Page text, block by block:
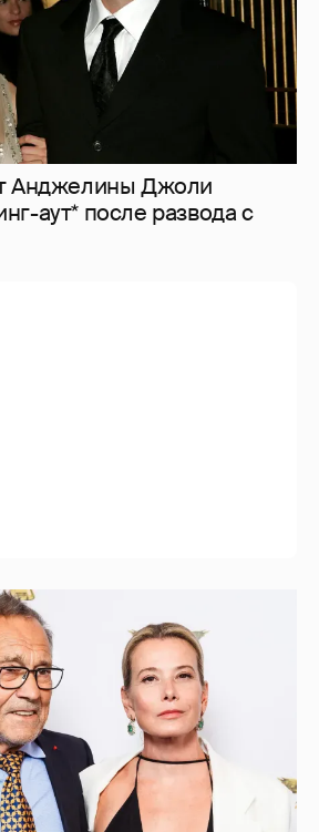
Анджелины Джоли
аут* после развода с
архивное фото Андрея
и Юлии Высоцкой на
1